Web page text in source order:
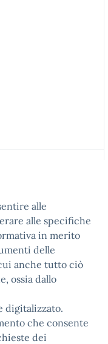
alle
alle specifiche
in merito
delle
anche tutto ciò
ossia dallo
digitalizzato.
che consente
dei